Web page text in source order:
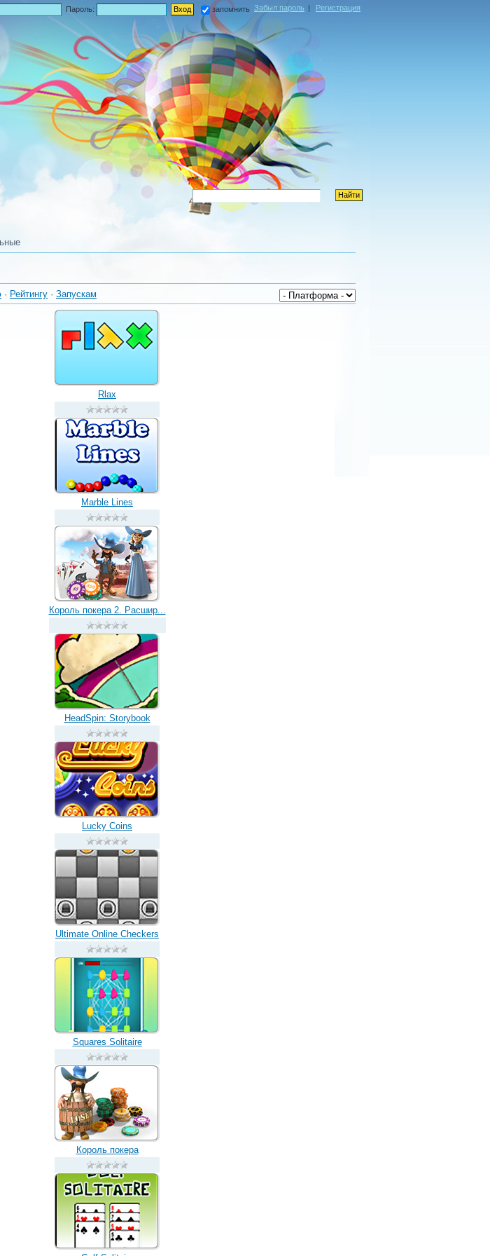
Пароль: запомнить Забыл пароль | Регистрация
· Рейтингу · Запускам
Rlax
Marble Lines
Король покера 2. Расшир...
HeadSpin: Storybook
Lucky Coins
Ultimate Online Checkers
Squares Solitaire
Король покера